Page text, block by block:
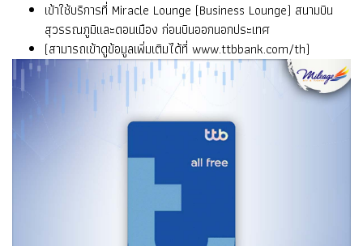
เข้าใช้บริการที่ Miracle Lounge (Business Lounge) สนามบิน
สุวรรณภูมิและดอนเมือง ก่อนบินออกนอกประเทศ
(สามารถเข้าดูข้อมูลเพิ่มเติมได้ที่ www.ttbbank.com/th)